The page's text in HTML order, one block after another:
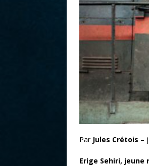
Par Jules Crétois –
Erige Sehiri,